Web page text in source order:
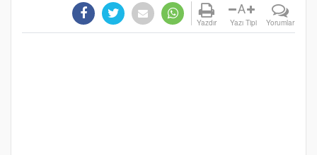
Yazdır
A
Yazı Tipi Yorumlar